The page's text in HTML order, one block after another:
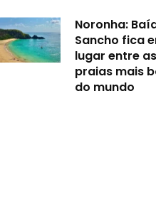
Noronha:
Sancho fica
lugar entre as
praias mais
do mundo